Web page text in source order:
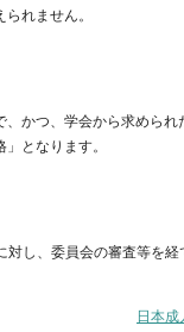
れません。
かつ、学会から求めら
となります。
し、委員会の審査等を経
日本